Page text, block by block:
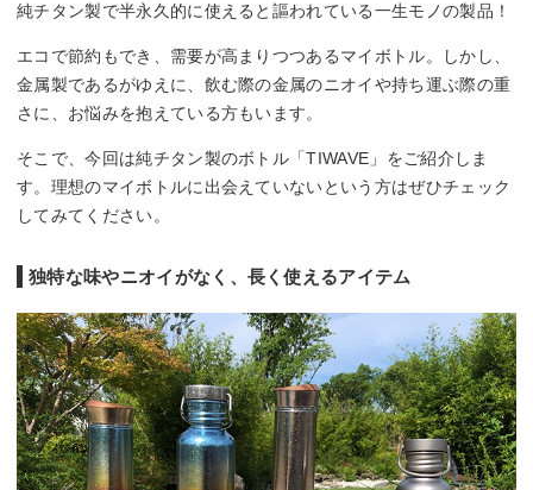
純チタン製で半永久的に使えると謳われている一生モノの製品！
エコで節約もでき、需要が高まりつつあるマイボトル。しかし、
金属製であるがゆえに、飲む際の金属のニオイや持ち運ぶ際の重
さに、お悩みを抱えている方もいます。
そこで、今回は純チタン製のボトル「TIWAVE」をご紹介しま
す。理想のマイボトルに出会えていないという方はぜひチェック
してみてください。
独特な味やニオイがなく、長く使えるアイテム